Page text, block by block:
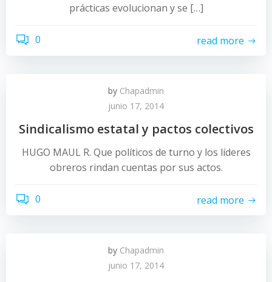
prácticas evolucionan y se […]
0 read more
by Chapadmin
junio 17, 2014
Sindicalismo estatal y pactos colectivos
HUGO MAUL R. Que políticos de turno y los líderes
obreros rindan cuentas por sus actos.
0 read more
by Chapadmin
junio 17, 2014